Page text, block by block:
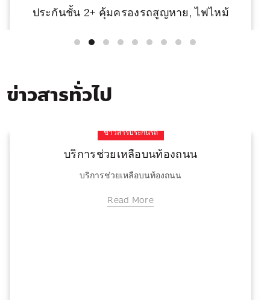
ประกันชั้น 2+ คุ้มครองรถสูญหาย, ไฟไหม้
Read More
ข่าวสารทั่วไป